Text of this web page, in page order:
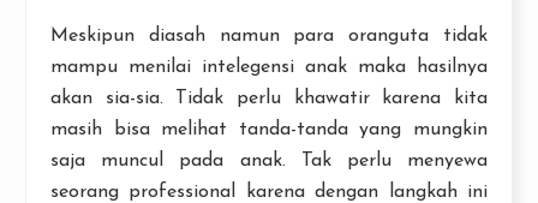
Meskipun diasah namun para oranguta tidak
mampu menilai intelegensi anak maka hasilnya
akan sia-sia. Tidak perlu khawatir karena kita
masih bisa melihat tanda-tanda yang mungkin
saja muncul pada anak. Tak perlu menyewa
seorang professional karena dengan langkah ini